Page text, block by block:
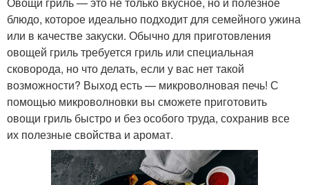
блюдо, которое идеально подходит для семейного ужина
или в качестве закуски. Обычно для приготовления
овощей гриль требуется гриль или специальная
сковорода, но что делать, если у вас нет такой
возможности? Выход есть — микроволновая печь! С
помощью микроволновки вы сможете приготовить
овощи гриль быстро и без особого труда, сохранив все
их полезные свойства и аромат.